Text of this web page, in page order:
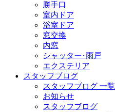
勝手口
室内ドア
浴室ドア
窓交換
内窓
シャッター･雨戸
エクステリア
スタッフブログ
スタッフブログ 一覧
お知らせ
スタッフブログ